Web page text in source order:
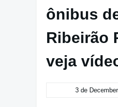
ônibus
Ribeirão
veja
3 de